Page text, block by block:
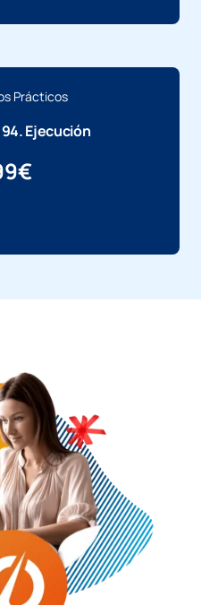
Prácticos
Ejecución
€